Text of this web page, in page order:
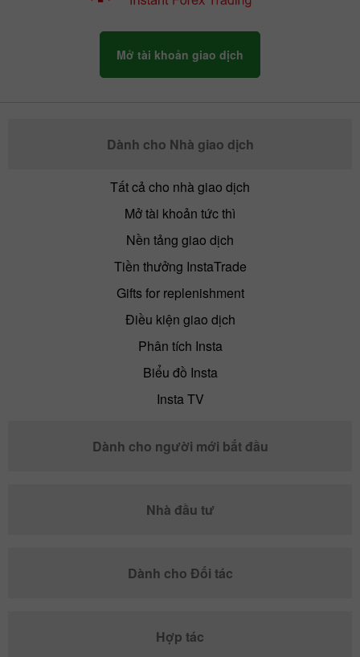
Mở tài khoản giao dịch
Dành cho Nhà giao dịch
Tất cả cho nhà giao dịch
Mở tài khoản tức thì
Nền tảng giao dịch
Tiền thưởng InstaTrade
Gifts for replenishment
Điều kiện giao dịch
Phân tích Insta
Biểu đồ Insta
Insta TV
Dành cho người mới bắt đầu
Nhà đầu tư
Dành cho Đối tác
Hợp tác